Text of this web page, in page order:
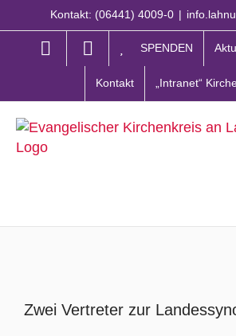
Inhalt
Kontakt: (06441) 4009-0 |
SPENDEN
Kontakt „Intranet“
grösseres
Zwei Vertreter zur